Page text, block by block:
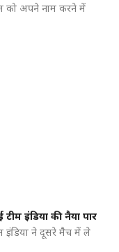
को अपने नाम करने में
इंडिया की नैया पार
इंडिया ने दूसरे मैच में ले